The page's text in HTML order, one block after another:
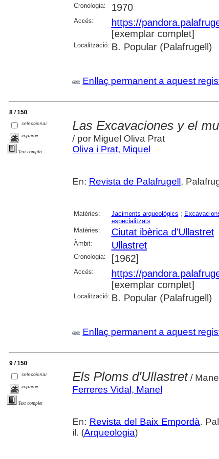
Cronologia: 1970
Accés:
https://
[exemplar complet]
Localització: B. Popular (Palafrugell)
Enllaç permanent a aquest
8 / 150
seleccionar
imprimir
Text complet
Las Excavaciones y el
/ por Miguel Oliva Prat
Oliva i Prat, Miquel
En: Revista de Palafrugell.
Matèries: Jaciments arqueològics ;
especialitzats
Matèries:
Ciutat ibèrica d'Ullastret
Àmbit: Ullastret
Cronologia: [1962]
Accés:
https://
[exemplar complet]
Localització: B. Popular (Palafrugell)
Enllaç permanent a aquest
9 / 150
seleccionar
imprimir
Text complet
Els Ploms d'Ullastret/
Ferreres Vidal, Manel
En: Revista del Baix Empordà.
il. (Arqueologia)